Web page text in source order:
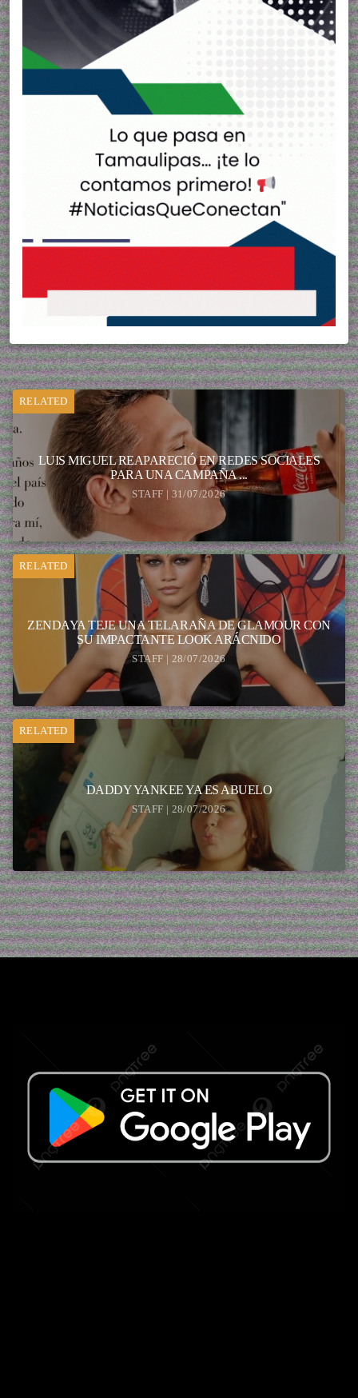
RELATED
LUIS MIGUEL REAPARECIÓ EN REDES SOCIALES
PARA UNA CAMPAÑA ...
STAFF | 31/07/2026
RELATED
ZENDAYA TEJE UNA TELARAÑA DE GLAMOUR CON
SU IMPACTANTE LOOK ARÁCNIDO
STAFF | 28/07/2026
RELATED
DADDY YANKEE YA ES ABUELO
STAFF | 28/07/2026